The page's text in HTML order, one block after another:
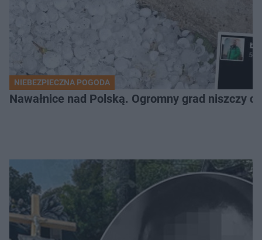
NIEBEZPIECZNA POGODA
Nawałnice nad Polską. Ogromny grad niszczy